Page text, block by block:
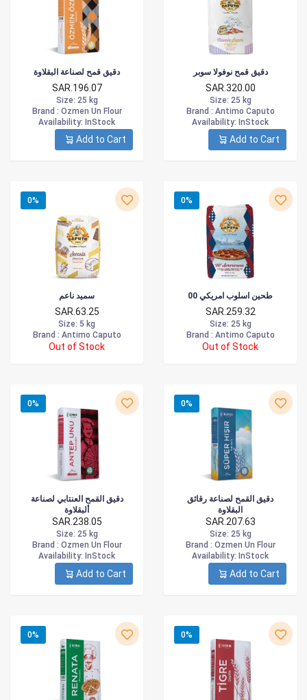
دقيق قمح لصناعة البقلاوة
SAR.196.07
Size: 25 kg
Brand : Ozmen Un Flour
Availability: InStock
Add to Cart
دقيق قمح نوفولا سوبر
SAR.320.00
Size: 25 kg
Brand : Antimo Caputo
Availability: InStock
Add to Cart
0%
سميد ناعم
SAR.63.25
Size: 5 kg
Brand : Antimo Caputo
Out of Stock
0%
طحين اسلوب امريكي 00
SAR.259.32
Size: 25 kg
Brand : Antimo Caputo
Out of Stock
0%
دقيق القمح العنتابي لصناعة
ألبقلاوة
SAR.238.05
Size: 25 kg
Brand : Ozmen Un Flour
Availability: InStock
Add to Cart
0%
دقيق القمح لصناعة رقائق
البقلاوة
SAR.207.63
Size: 25 kg
Brand : Ozmen Un Flour
Availability: InStock
Add to Cart
0% 0%